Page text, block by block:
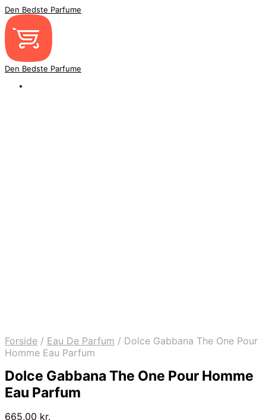
Den Bedste Parfume
Den Bedste Parfume
Forside / Eau De Parfum / Dolce Gabbana The One Pour
Homme Eau Parfum
Dolce Gabbana The One Pour Homme
Eau Parfum
665,00 kr.